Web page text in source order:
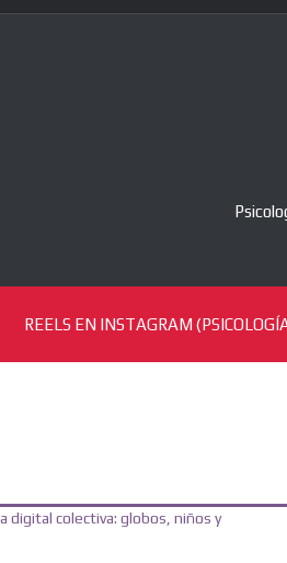
REELS EN INSTAGRAM